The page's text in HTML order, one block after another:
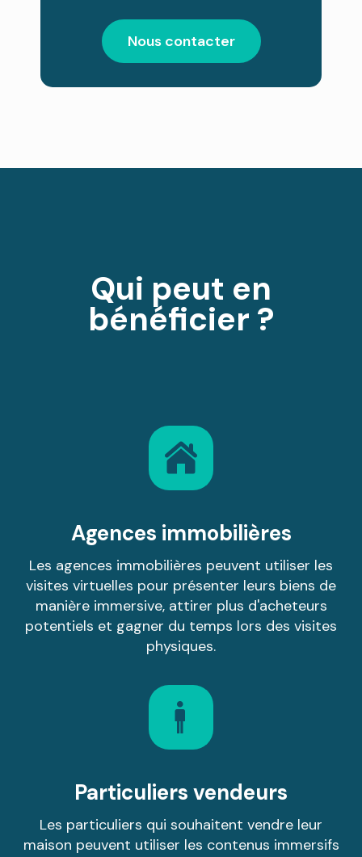
Nous contacter
Qui peut en
bénéficier ?
Agences immobilières
Les agences immobilières peuvent utiliser les
visites virtuelles pour présenter leurs biens de
manière immersive, attirer plus d'acheteurs
potentiels et gagner du temps lors des visites
physiques.
Particuliers vendeurs
Les particuliers qui souhaitent vendre leur
maison peuvent utiliser les contenus immersifs